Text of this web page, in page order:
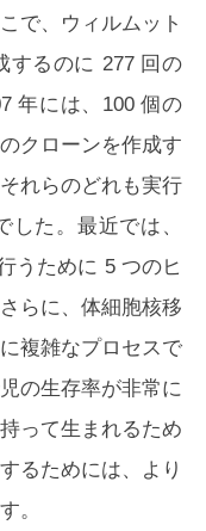
で、ウィルムット
するのに 277 回の
年には、100 個の
クローンを作成す
れらのどれも実行
た。最近では、
うために 5 つのヒ
らに、体細胞核移
複雑なプロセスで
の生存率が非常に
って生まれるため
るためには、より
。